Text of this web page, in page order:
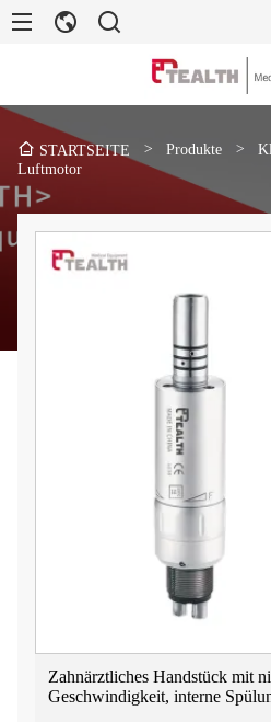
STARTSEITE > Produkte >
Luftmotor
Zahnärztliches Handstück mit
Geschwindigkeit, interne